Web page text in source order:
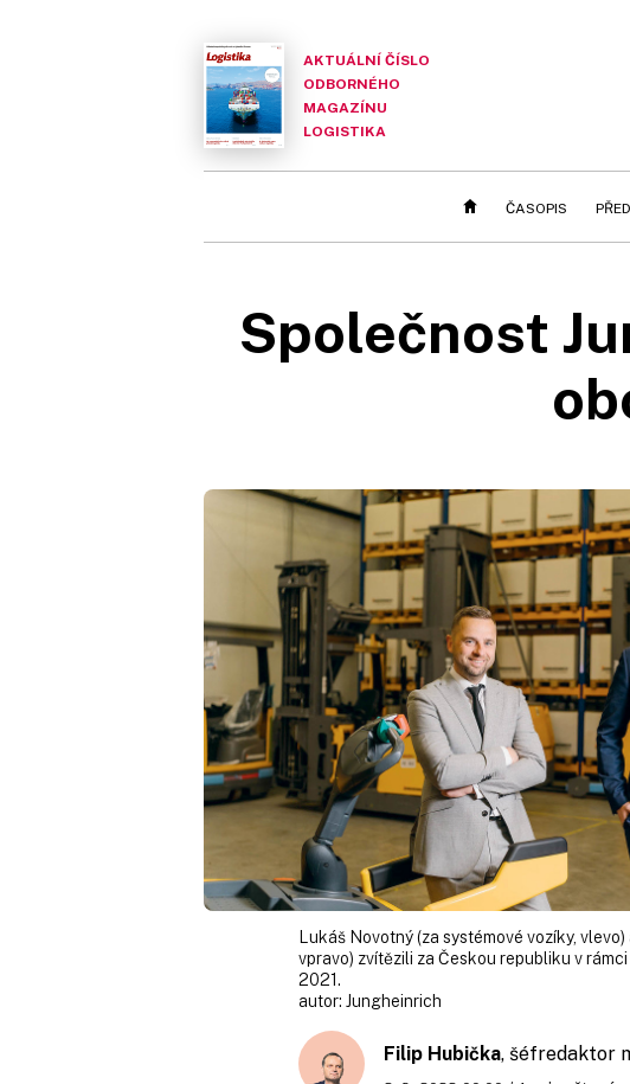
AKTUÁLNÍ ČÍSLO
ODBORNÉHO
MAGAZÍNU
LOGISTIKA
ČASOPIS
Společnost
Lukáš Novotný (za systémové vozíky,
vpravo) zvítězili za Českou republiku v
2021.
autor: Jungheinrich
Filip Hubička, šéfredaktor